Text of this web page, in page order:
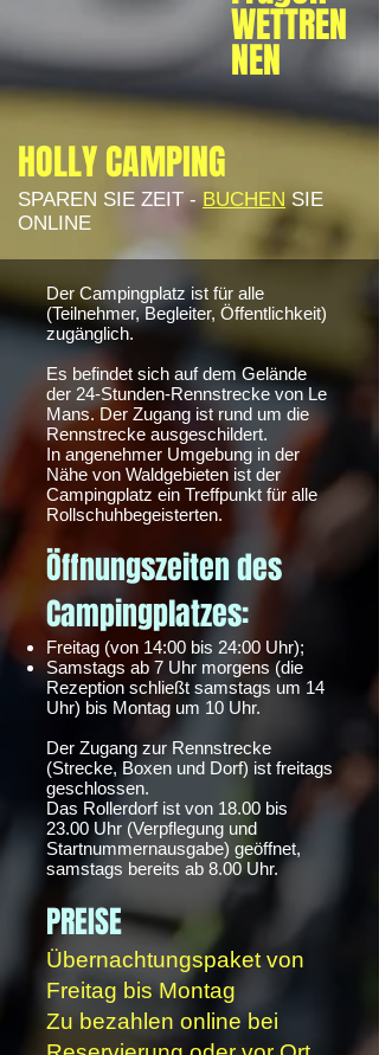
WETTREN
NEN
HOLLY CAMPING
SPAREN SIE ZEIT -BUCHENSIE
ONLINE
Der Campingplatz ist für alle
(Teilnehmer, Begleiter, Öffentlichkeit)
zugänglich.
Es befindet sich auf dem Gelände
der 24-Stunden-Rennstrecke von Le
Mans. Der Zugang ist rund um die
Rennstrecke ausgeschildert.
In angenehmer Umgebung in der
Nähe von Waldgebieten ist der
Campingplatz ein Treffpunkt für alle
Rollschuhbegeisterten.
Öffnungszeiten des
Campingplatzes:
Freitag (von 14:00 bis 24:00 Uhr);
Samstags ab 7 Uhr morgens (die
Rezeption schließt samstags um 14
Uhr) bis Montag um 10 Uhr.
Der Zugang zur Rennstrecke
(Strecke, Boxen und Dorf) ist freitags
geschlossen.
Das Rollerdorf ist von 18.00 bis
23.00 Uhr (Verpflegung und
Startnummernausgabe) geöffnet,
samstags bereits ab 8.00 Uhr.
PREISE
Übernachtungspaket von
Freitag bis Montag
Zu bezahlen online bei